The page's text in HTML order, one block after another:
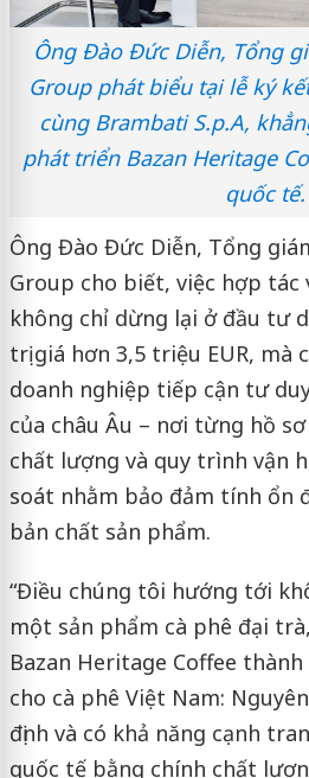
Ông Đào Đức Diễn, Tổng
Group phát biểu tại lễ ký
cùng Brambati S.p.A,
phát triển Bazan Heritage
quốc tế.
Ông Đào Đức Diễn, Tổng
Group cho biết, việc hợp tác
không chỉ dừng lại ở đầu tư
trị giá hơn 3,5 triệu EUR, mà
doanh nghiệp tiếp cận tư
của châu Âu – nơi từng hồ
chất lượng và quy trình vận
soát nhằm bảo đảm tính ổn
bản chất sản phẩm.
“Điều chúng tôi hướng tới
một sản phẩm cà phê đại
Bazan Heritage Coffee
cho cà phê Việt Nam:
định và có khả năng cạnh
quốc tế bằng chính chất